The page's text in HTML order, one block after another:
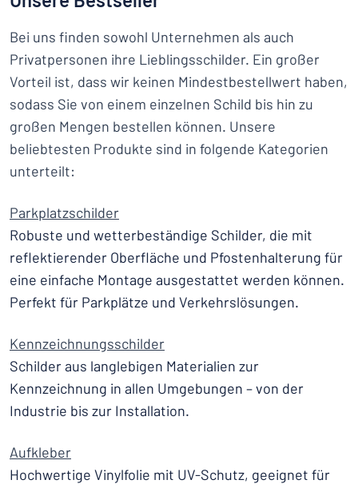
Bei uns finden sowohl Unternehmen als auch
Privatpersonen ihre Lieblingsschilder. Ein großer
Vorteil ist, dass wir keinen Mindestbestellwert haben,
sodass Sie von einem einzelnen Schild bis hin zu
großen Mengen bestellen können. Unsere
beliebtesten Produkte sind in folgende Kategorien
unterteilt:
Parkplatzschilder
Robuste und wetterbeständige Schilder, die mit
reflektierender Oberfläche und Pfostenhalterung für
eine einfache Montage ausgestattet werden können.
Perfekt für Parkplätze und Verkehrslösungen.
Kennzeichnungsschilder
Schilder aus langlebigen Materialien zur
Kennzeichnung in allen Umgebungen – von der
Industrie bis zur Installation.
Aufkleber
Hochwertige Vinylfolie mit UV-Schutz, geeignet für